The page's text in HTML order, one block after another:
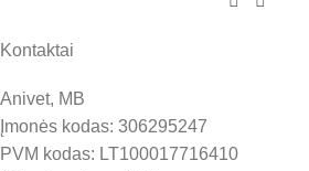
Kontaktai
Anivet, MB
Įmonės kodas: 306295247
PVM kodas: LT100017716410